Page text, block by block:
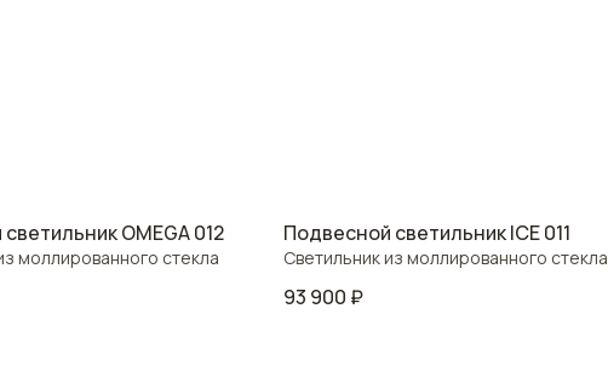
OMEGA 012
моллированного стекла
Подвесной светильник ICE 011
Светильник из моллированного стекла
93 900 ₽